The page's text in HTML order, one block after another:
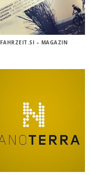
FAHRZEIT.SI – MAGAZIN